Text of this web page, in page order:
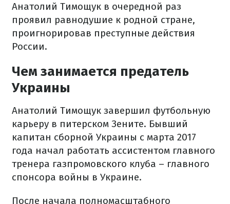
Анатолий Тимощук в очередной раз
проявил равнодушие к родной стране,
проигнорировав преступные действия
России.
Чем занимается предатель
Украины
Анатолий Тимощук завершил футбольную
карьеру в питерском Зените. Бывший
капитан сборной Украины с марта 2017
года начал работать ассистентом главного
тренера газпромовского клуба – главного
спонсора войны в Украине.
После начала полномасштабного